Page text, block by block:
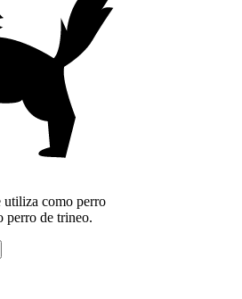
utiliza como perro
perro de trineo.